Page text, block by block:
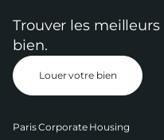
Trouver les
bien.
Louer votre bien
Paris Corporate Housing